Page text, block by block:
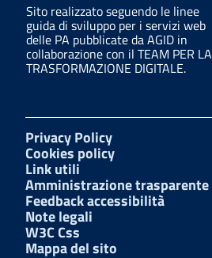
Sito realizzato seguendo le linee
guida di sviluppo per i servizi web
delle PA pubblicate da AGID in
collaborazione con il TEAM PER LA
TRASFORMAZIONE DIGITALE.
Privacy Policy
Cookies policy
Link utili
Amministrazione trasparente
Feedback accessibilità
Note legali
W3C Css
Mappa del sito